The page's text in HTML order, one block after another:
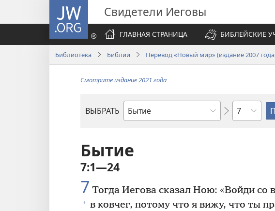
JW.ORG Свидетели Иеговы
ГЛАВНАЯ СТРАНИЦА
БИБЛЕЙСКИЕ
Библиотека Библии Перевод «Новый мир» (издание 2007
Смотрите издание 2021 года
ВЫБРАТЬ
по
по
главам
Бытие
7:1—24
7 Тогда Иегова сказал Ною: «Войди со
+ в ковчег, потому что я вижу, что ты